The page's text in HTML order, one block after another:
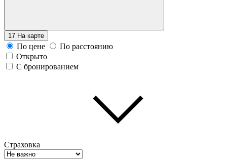
17 На карте
По цене
По расстоянию
Открыто
С бронированием
Страховка